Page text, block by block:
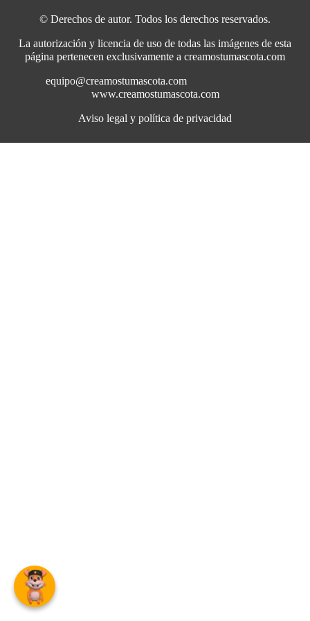
© Derechos de autor. Todos los derechos reservados.
La autorización y licencia de uso de todas las imágenes de esta
página pertenecen exclusivamente a creamostumascota.com
equipo@creamostumascota.com
www.creamostumascota.com
Aviso legal y política de privacidad